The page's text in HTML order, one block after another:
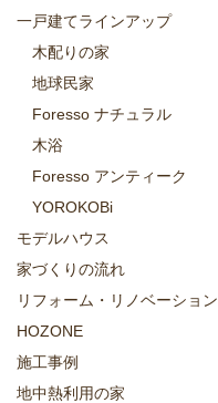
一戸建てラインアップ
木配りの家
地球民家
Foresso ナチュラル
木浴
Foresso アンティーク
YOROKOBi
モデルハウス
家づくりの流れ
リフォーム・リノベーション
HOZONE
施工事例
地中熱利用の家